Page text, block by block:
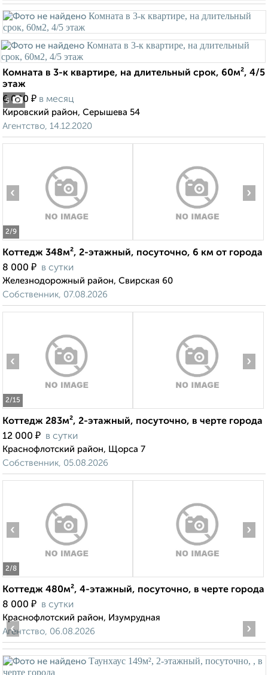
5
Комната в 3-к квартире, на длительный срок, 60м², 4/5
этаж
6 000 ₽ в месяц
Кировский район, Серышева 54
Агентство, 14.12.2020
2/9
‹ ›
Коттедж 348м², 2-этажный, посуточно, 6 км от города
8 000 ₽ в сутки
Железнодорожный район, Свирская 60
Собственник, 07.08.2026
2/15
‹ ›
Коттедж 283м², 2-этажный, посуточно, в черте города
12 000 ₽ в сутки
Краснофлотский район, Щорса 7
Собственник, 05.08.2026
2/8
‹ ›
Коттедж 480м², 4-этажный, посуточно, в черте города
8 000 ₽ в сутки
Краснофлотский район, Изумрудная
Агентство, 06.08.2026
‹ ›